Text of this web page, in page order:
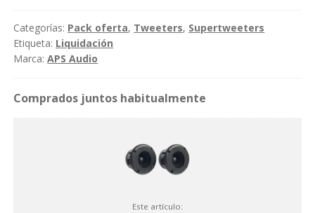
5"
800w
cantidad
Categorías: Pack oferta, Tweeters, Supertweeters
Etiqueta: Liquidación
Marca:APS Audio
Este artículo: